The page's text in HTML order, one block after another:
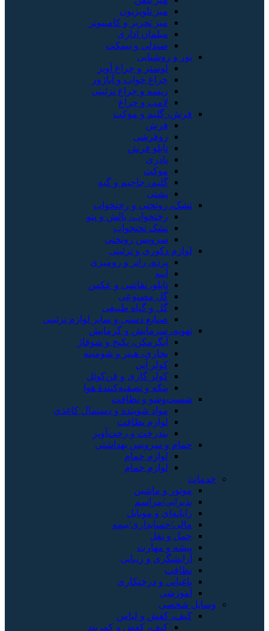
میز تلویزیون
میز تحریر و کامپیوتر
مبلمان اداری
صندلی و نیمکت
نور و روشنایی
لوستر و چراغ آویز
چراغ خواب و آباژور
ریسه و چراغ تزئینی
لامپ و چراغ
فرش، گلیم و موکت
فرش
روفرشی
تابلو فرش
پادری
موکت
گلیم، جاجیم و گبه
پشتی
تشک، روتختی و رختخواب
رختخواب، بالش و پتو
تشک تختخواب
سرویس روتختی
لوازم دکوری و تزئینی
پرده، رانر و رومیزی
آینه
تابلو، نقاشی و عکس
گل مصنوعی
گل و گیاه طبیعی
صنایع دستی و سایر لوازم تزئینی
تهویه، سرمایش و گرمایش
آبگرمکن، پکیج و شوفاژ
بخاری، هیتر و شومینه
کولر آبی
کولر گازی و فن‌کوئل
پنکه و تصفیه‌کنندهٔ هوا
شست‌وشو و نظافت
مواد شوینده و دستمال کاغذی
لوازم نظافت
بندرخت و رخت‌آویز
حمام و سرویس بهداشتی
لوازم حمام
لوازم حمام
خدمات
موتور و ماشین
پذیرایی/مراسم
رایانه‌ای و موبایل
مالی/حسابداری/بیمه
حمل و نقل
پیشه و مهارت
آرایشگری و زیبایی
نظافت
باغبانی و درختکاری
آموزشی
وسایل شخصی
کیف، کفش و لباس
کیف، کفش و کمربند